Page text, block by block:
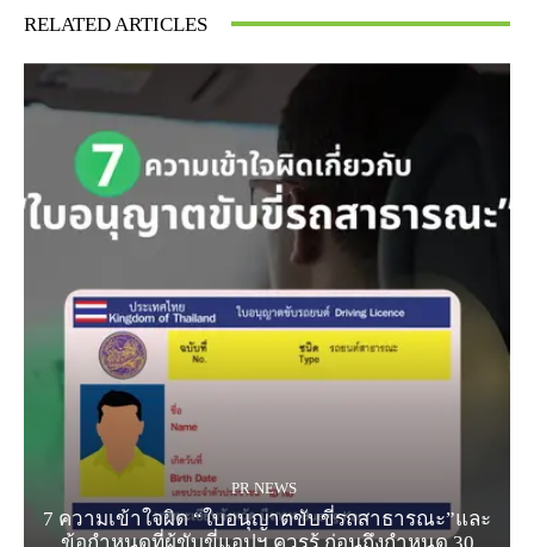
RELATED ARTICLES
PR NEWS
7 ความเข้าใจผิด “ใบอนุญาตขับขี่รถสาธารณะ”และ